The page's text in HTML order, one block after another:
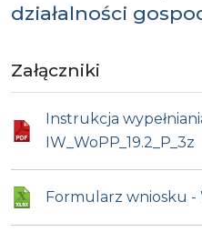
działalności
Załączniki
Instrukcja
IW_WoPP_19.2_P_3z
Formularz wniosku -